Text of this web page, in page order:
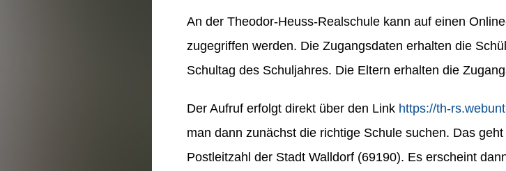
An der Theodor-Heuss-Realschule kann auf einen
zugegriffen werden. Die Zugangsdaten erhalten die
Schultag des Schuljahres. Die Eltern erhalten die
Der Aufruf erfolgt direkt über den Link https://th-
man dann zunächst die richtige Schule suchen. Das
Postleitzahl der Stadt Walldorf (69190). Es erscheint